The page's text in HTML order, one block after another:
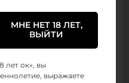
/ 430(от 800 тыс.
МНЕ НЕТ 18 ЛЕТ,
ВЫЙТИ
лет ок», вы
выражаете